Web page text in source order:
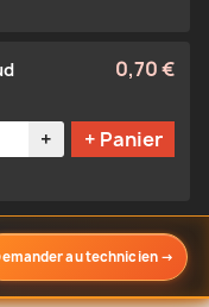
0,70 €
+ + Panier
notre réponse
au technicien →